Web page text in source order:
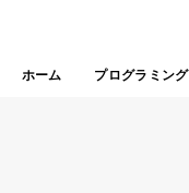
ホーム プログラミング